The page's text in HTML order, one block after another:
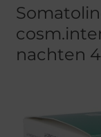
nachten